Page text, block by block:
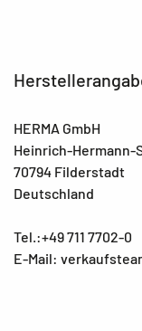
HERMA GmbH
Heinrich-Hermann-
70794 Filderstadt
Deutschland
Tel.:+49 711 7702-0
E-Mail: